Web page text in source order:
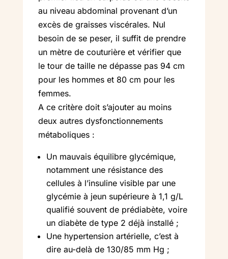
au niveau abdominal provenant d’un
excès de graisses viscérales. Nul
besoin de se peser, il suffit de prendre
un mètre de couturière et vérifier que
le tour de taille ne dépasse pas 94 cm
pour les hommes et 80 cm pour les
femmes.
A ce critère doit s’ajouter au moins
deux autres dysfonctionnements
métaboliques :
Un mauvais équilibre glycémique,
notamment une résistance des
cellules à l’insuline visible par une
glycémie à jeun supérieure à 1,1 g/L
qualifié souvent de prédiabète, voire
un diabète de type 2 déjà installé ;
Une hypertension artérielle, c’est à
dire au-delà de 130/85 mm Hg ;